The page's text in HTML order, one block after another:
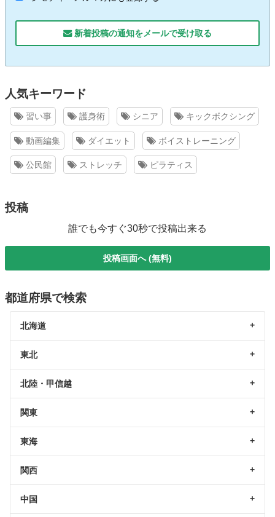
新着投稿の通知をメールで受け取る
人気キーワード
習い事 護身術 シニア キックボクシング
動画編集 ダイエット ボイストレーニング
公民館 ストレッチ ピラティス
投稿
誰でも今すぐ30秒で投稿出来る
投稿画面へ (無料)
都道府県で検索
北海道
東北
北陸・甲信越
関東
東海
関西
中国